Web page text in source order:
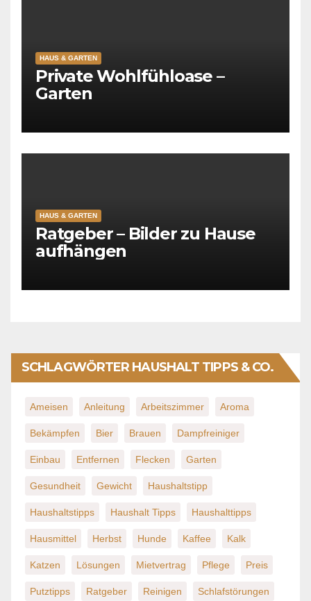
HAUS & GARTEN
Private Wohlfühloase –
Garten
HAUS & GARTEN
Ratgeber – Bilder zu Hause
aufhängen
SCHLAGWÖRTER HAUSHALT TIPPS & CO.
Ameisen Anleitung Arbeitszimmer Aroma
Bekämpfen Bier Brauen Dampfreiniger
Einbau Entfernen Flecken Garten
Gesundheit Gewicht Haushaltstipp
Haushaltstipps Haushalt Tipps Haushalttipps
Hausmittel Herbst Hunde Kaffee Kalk
Katzen Lösungen Mietvertrag Pflege Preis
Putztipps Ratgeber Reinigen Schlafstörungen